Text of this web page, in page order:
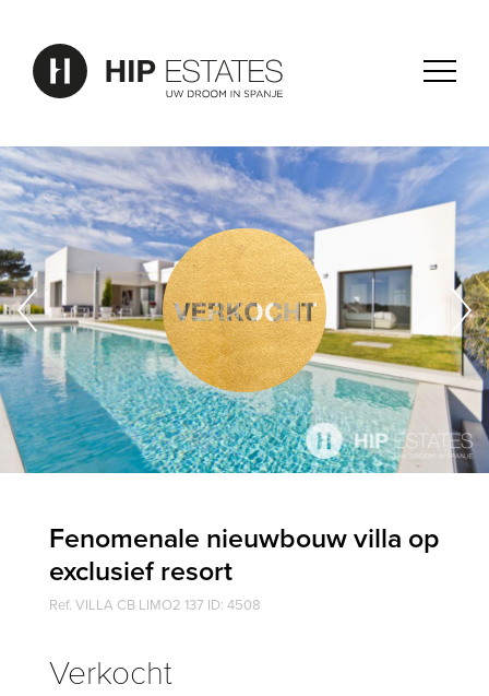
Fenomenale nieuwbouw villa op
exclusief resort
Ref. VILLA CB LIMO2 137 ID: 4508
Verkocht